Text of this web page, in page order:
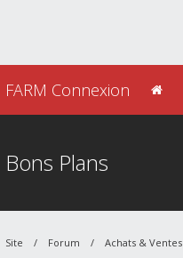
FARM Connexion
Bons Plans
Site Forum Achats & Ventes